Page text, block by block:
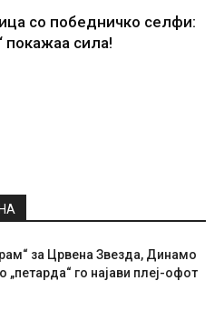
со победничко селфи:
покажаа сила!
за Црвена Звезда, Динамо
„петарда“ го најави плеј-офот